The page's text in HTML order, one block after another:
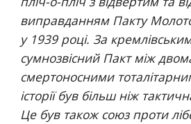
виправданням Пакту
у 1939 році. За
сумнозвісний Пакт між
смертоносними
історії був більш ніж
Це був також союз проти